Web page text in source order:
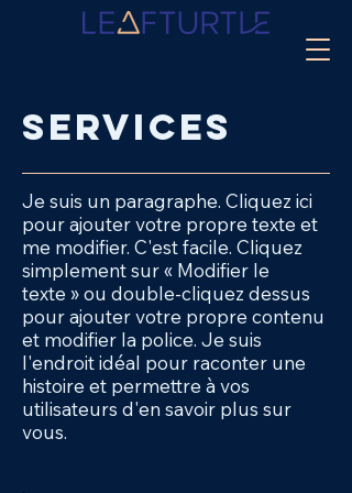
services
Je suis un paragraphe. Cliquez ici
pour ajouter votre propre texte et
me modifier. C'est facile. Cliquez
simplement sur « Modifier le
texte » ou double-cliquez dessus
pour ajouter votre propre contenu
et modifier la police. Je suis
l'endroit idéal pour raconter une
histoire et permettre à vos
utilisateurs d'en savoir plus sur
vous.